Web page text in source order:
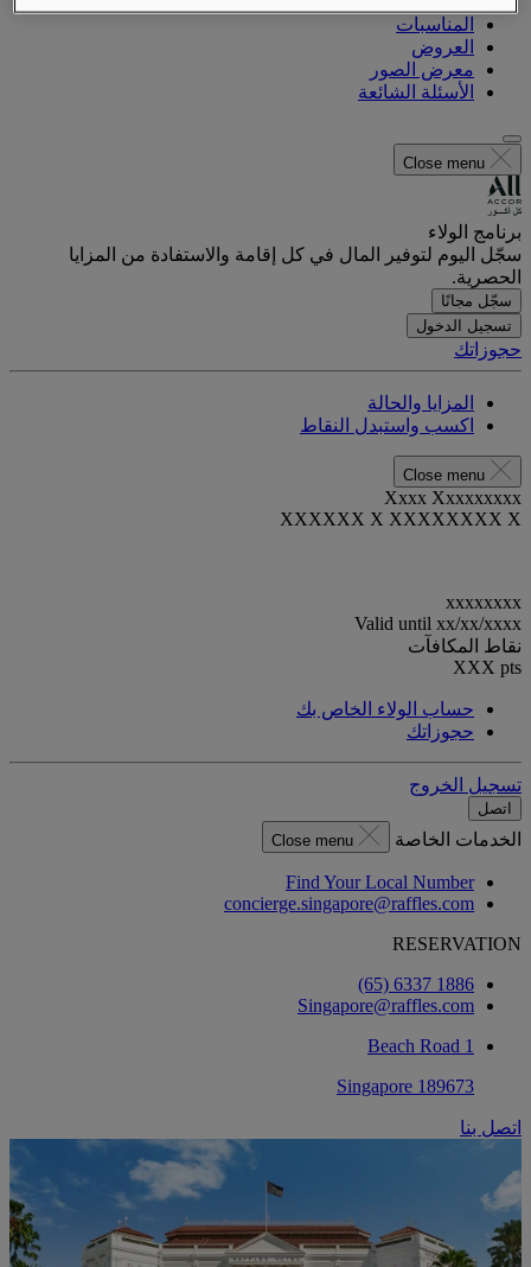
المناسبات
العروض
معرض الصور
الأسئلة الشائعة
Close menu
برنامج الولاء
سجّل اليوم لتوفير المال في كل إقامة والاستفادة من المزايا
الحصرية.
سجّل مجانًا
تسجيل الدخول
حجوزاتك
المزايا والحالة
اكسب واستبدل النقاط
Close menu
Xxxx Xxxxxxxxx
XXXXXX X XXXXXXXX X
xxxxxxxx
Valid until xx/xx/xxxx
نقاط المكافآت
XXX pts
حساب الولاء الخاص بك
حجوزاتك
تسجيل الخروج
اتصل
الخدمات الخاصة Close menu
Find Your Local Number
concierge.singapore@raffles.com
RESERVATION
‎(65) 6337 1886
Singapore@raffles.com
1 Beach Road
Singapore 189673
اتصل بنا